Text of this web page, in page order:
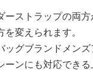
ーストラップの両
変えられます。
ッグブランドメン
ーンにも対応でき